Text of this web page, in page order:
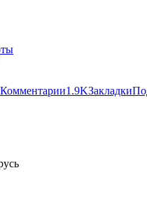
Комментарии1.9KЗакладки